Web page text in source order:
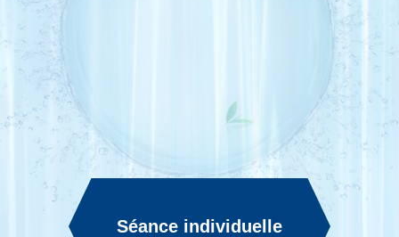
Séance individuelle